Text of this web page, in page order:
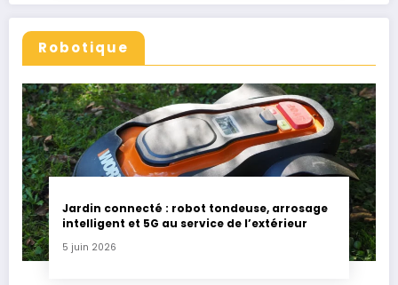
Robotique
Jardin connecté : robot tondeuse, arrosage
intelligent et 5G au service de l’extérieur
5 juin 2026